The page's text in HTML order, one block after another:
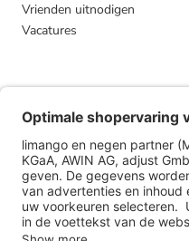
Vrienden uitnodigen
Vacatures